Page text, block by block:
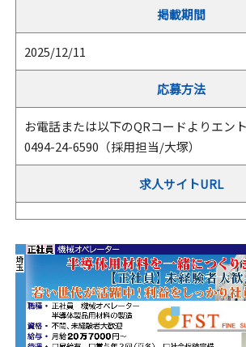
掲載期間
2025/12/11
応募方法
お電話または以下のQRコードよりエン
0494-24-6590（採用担当/大塚）
求人サイトURL